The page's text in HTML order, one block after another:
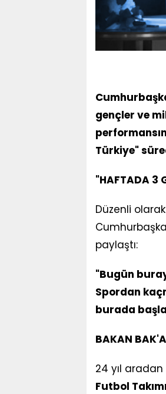
gençler ve
Türkiye"
"HAFTADA 3
Düzenli
paylaştı:
"Bugün
Spordan
burada
BAKAN
24 yıl
Futbol